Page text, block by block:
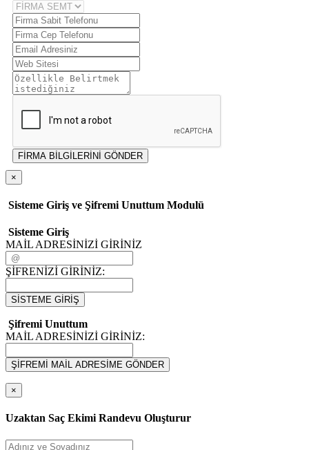
FİRMA BİLGİLERİNİ GÖNDER
×
Sisteme Giriş ve Şifremi Unuttum Modulü
Sisteme Giriş
MAİL ADRESİNİZİ GİRİNİZ
ŞİFRENİZİ GİRİNİZ:
SİSTEME GİRİŞ
Şifremi Unuttum
MAİL ADRESİNİZİ GİRİNİZ:
ŞİFREMİ MAİL ADRESİME GÖNDER
×
Uzaktan Saç Ekimi Randevu Oluşturur